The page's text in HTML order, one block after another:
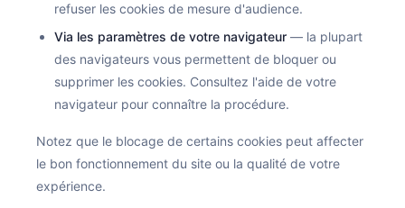
refuser les cookies de mesure d'audience.
Via les paramètres de votre navigateur — la plupart
des navigateurs vous permettent de bloquer ou
supprimer les cookies. Consultez l'aide de votre
navigateur pour connaître la procédure.
Notez que le blocage de certains cookies peut affecter
le bon fonctionnement du site ou la qualité de votre
expérience.